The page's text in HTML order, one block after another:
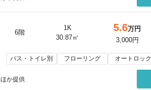
6階
1K
30.87㎡
5.6万円
3,000円
バス・トイレ別 フローリング オートロック
ほか提供